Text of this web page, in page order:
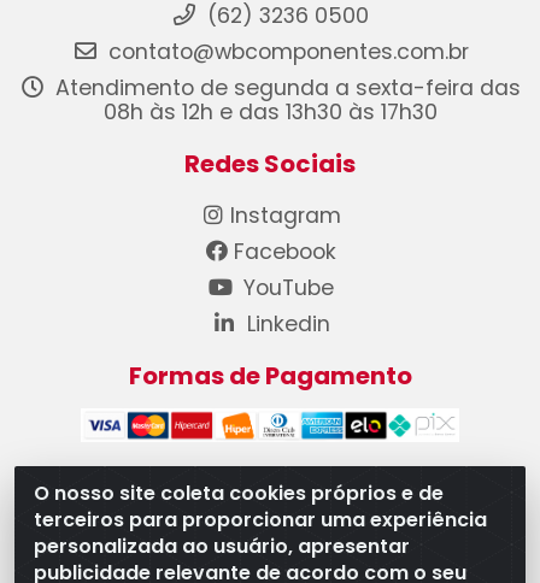
O nosso site coleta cookies próprios e de
terceiros para proporcionar uma experiência
personalizada ao usuário, apresentar
publicidade relevante de acordo com o seu
(62) 3236 0500
contato@wbcomponentes.com.br
Atendimento de segunda a sexta-feira das
08h às 12h e das 13h30 às 17h30
Redes Sociais
Instagram
Facebook
YouTube
Linkedin
Formas de Pagamento
WB Componentes Automotivos LTDA - CNPJ
08.528.393/0001-12 - Rua do Níquel, 667 - Parque
Oeste Industrial, Goiânia/GO - CEP 74375-660